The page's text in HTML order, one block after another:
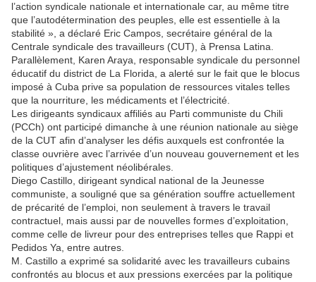
l’action syndicale nationale et internationale car, au même titre
que l’autodétermination des peuples, elle est essentielle à la
stabilité », a déclaré Eric Campos, secrétaire général de la
Centrale syndicale des travailleurs (CUT), à Prensa Latina.
Parallèlement, Karen Araya, responsable syndicale du personnel
éducatif du district de La Florida, a alerté sur le fait que le blocus
imposé à Cuba prive sa population de ressources vitales telles
que la nourriture, les médicaments et l’électricité.
Les dirigeants syndicaux affiliés au Parti communiste du Chili
(PCCh) ont participé dimanche à une réunion nationale au siège
de la CUT afin d’analyser les défis auxquels est confrontée la
classe ouvrière avec l’arrivée d’un nouveau gouvernement et les
politiques d’ajustement néolibérales.
Diego Castillo, dirigeant syndical national de la Jeunesse
communiste, a souligné que sa génération souffre actuellement
de précarité de l’emploi, non seulement à travers le travail
contractuel, mais aussi par de nouvelles formes d’exploitation,
comme celle de livreur pour des entreprises telles que Rappi et
Pedidos Ya, entre autres.
M. Castillo a exprimé sa solidarité avec les travailleurs cubains
confrontés au blocus et aux pressions exercées par la politique